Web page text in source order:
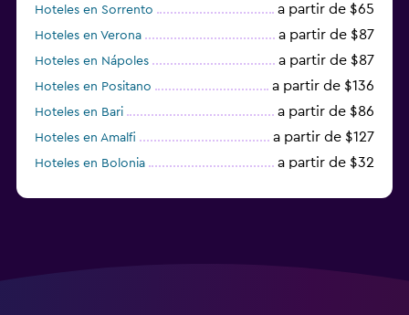
Hoteles en Sorrento a partir de $65
Hoteles en Verona a partir de $87
Hoteles en Nápoles a partir de $87
Hoteles en Positano a partir de $136
Hoteles en Bari a partir de $86
Hoteles en Amalfi a partir de $127
Hoteles en Bolonia a partir de $32